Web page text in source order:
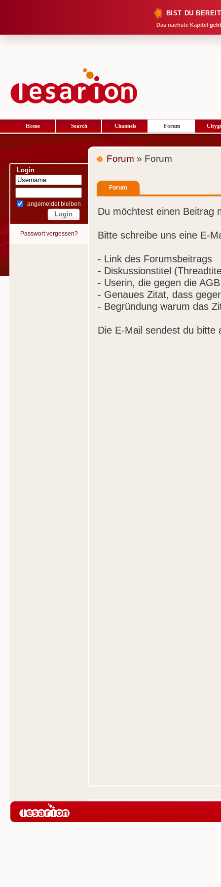
BIST DU
Das nächste Kapitel
Home Search Channels Forum
Login
angemeldet bleiben
Passwort vergessen?
Forum » Forum
Forum
Du möchtest einen Beitrag
Bitte schreibe uns eine E-
- Link des Forumsbeitrags
- Diskussionstitel
- Userin, die gegen die
- Genaues Zitat, dass
- Begründung warum das
Die E-Mail sendest du bitte